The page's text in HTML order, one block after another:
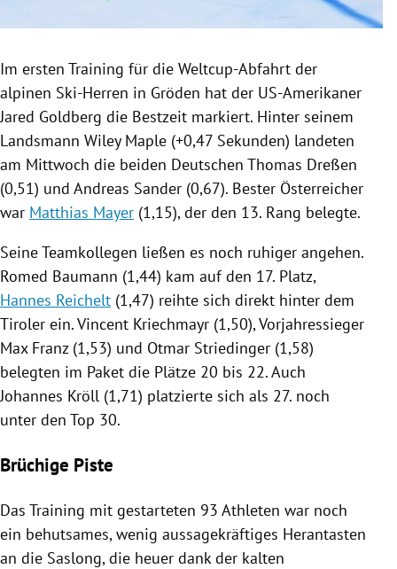
Untermenü
Im ersten Training für die Weltcup-Abfahrt der
alpinen Ski-Herren in Gröden hat der US-Amerikaner
Jared Goldberg die Bestzeit markiert. Hinter seinem
Landsmann Wiley Maple (+0,47 Sekunden) landeten
am Mittwoch die beiden Deutschen Thomas Dreßen
(0,51) und Andreas Sander (0,67). Bester Österreicher
war Matthias Mayer (1,15), der den 13. Rang belegte.
Seine Teamkollegen ließen es noch ruhiger angehen.
Romed Baumann (1,44) kam auf den 17. Platz,
Hannes Reichelt (1,47) reihte sich direkt hinter dem
Tiroler ein. Vincent Kriechmayr (1,50), Vorjahressieger
Max Franz(1,53) und Otmar Striedinger (1,58)
belegten im Paket die Plätze 20 bis 22. Auch
Johannes Kröll (1,71) platzierte sich als 27. noch
unter den Top 30.
Brüchige Piste
Das Training mit gestarteten 93 Athleten war noch
ein behutsames, wenig aussagekräftiges Herantasten
an die Saslong, die heuer dank der kalten